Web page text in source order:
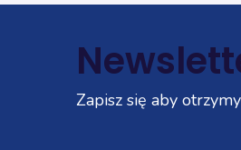
Zapisz się aby